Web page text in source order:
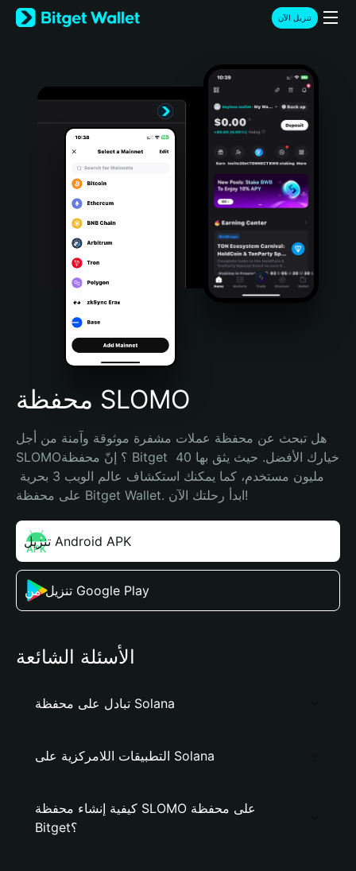
English
日本語
Türkçe
Português (Portugal)
Bahasa Indonesia
Português (Brasil)
Español (Argentina)
تنزيل الآن
محفظة SLOMO
هل تبحث عن محفظة عملات مشفرة موثوقة وآمنة من أجل
SLOMO؟ إنّ محفظة Bitget خيارك الأفضل. حيث يثق بها 40
على محفظة Bitget Wallet. ابدأ رحلتك الآن!
تنزيل Android APK
تنزيل من Google Play
الأسئلة الشائعة
تبادل على محفظة Solana
التطبيقات اللامركزية على Solana
كيفية إنشاء محفظة SLOMO على محفظة
Bitget؟